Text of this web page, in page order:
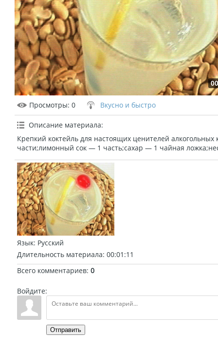
Просмотры: 0 Вкусно и быстро
Описание материала:
Крепкий коктейль для настоящих ценителей
части;лимонный сок — 1 часть;сахар — 1 чайная
Язык: Русский
Длительность материала: 00:01:11
Всего комментариев: 0
Войдите:
Отправить